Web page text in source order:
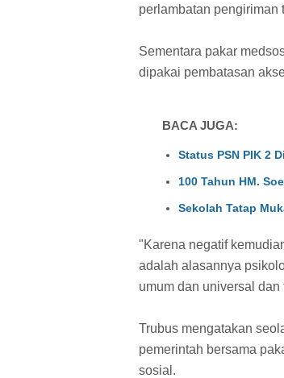
perlambatan pengiriman
Sementara pakar
dipakai pembatasan
BACA JUGA:
Status PSN PIK 2
100 Tahun HM.
Sekolah Tatap
"Karena negatif
adalah alasannya
umum dan universal
Trubus mengatakan
pemerintah bersama
sosial.